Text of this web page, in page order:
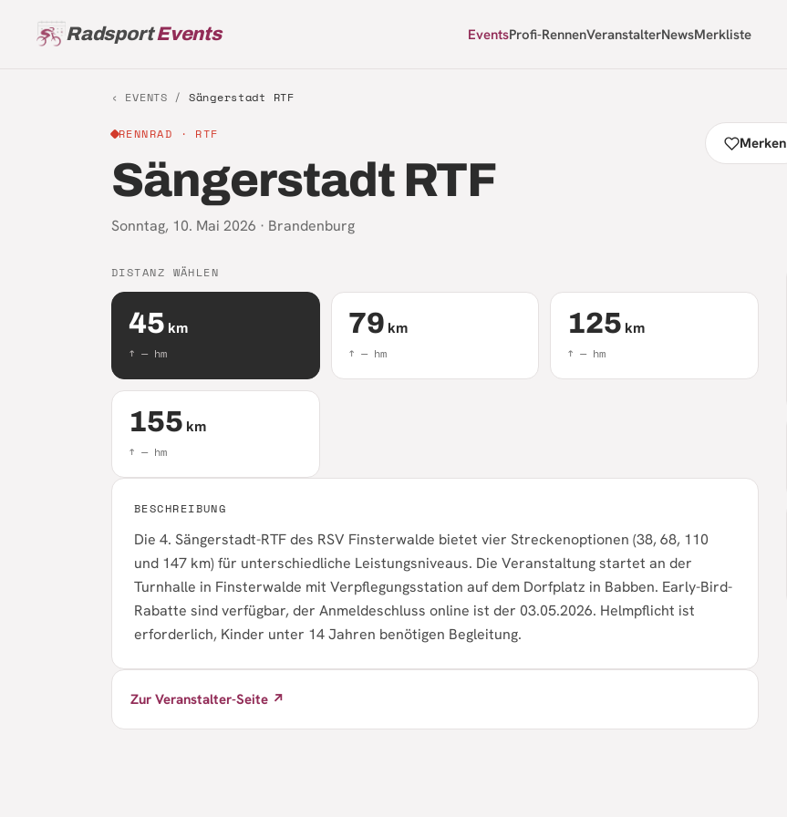
RadsportEvents EventsProfi-RennenVeranstalterNewsMerkliste
‹ EVENTS / Sängerstadt RTF
RENNRAD · RTF
Sängerstadt RTF
Sonntag, 10. Mai 2026 · Brandenburg
Merken
DISTANZ WÄHLEN
45 km
↑ —hm
79 km
↑ —hm
125 km
↑—hm
155 km
↑ —hm
BESCHREIBUNG
Die 4. Sängerstadt-RTF des RSV Finsterwalde bietet vier Streckenoptionen (38, 68, 110
und 147 km) für unterschiedliche Leistungsniveaus. Die Veranstaltung startet an der
Turnhalle in Finsterwalde mit Verpflegungsstation auf dem Dorfplatz in Babben. Early-Bird-
Rabatte sind verfügbar, der Anmeldeschluss online ist der 03.05.2026. Helmpflicht ist
erforderlich, Kinder unter 14 Jahren benötigen Begleitung.
Zur Veranstalter-Seite ↗